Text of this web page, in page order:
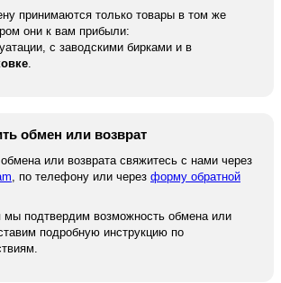
принимаются только товары в том же
они к вам прибыли:
с заводскими бирками и в
.
обмен или возврат
или возврата свяжитесь с нами через
, по телефону или через форму обратной
мы подтвердим возможность обмена или
подробную инструкцию по